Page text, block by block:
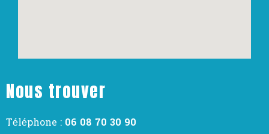
Nous trouver
Téléphone : 06 08 70 30 90